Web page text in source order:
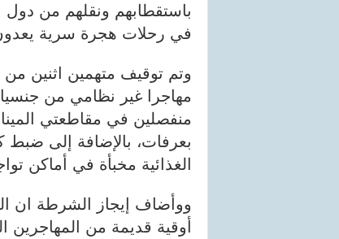
باستقطابهم ونقلهم من دول
في رحلات هجرة سرية يعدون
مهاجرا غير نظامي من
منفصلين في مقاطعتي
بعرفات، بالإضافة إلى ضبط
الغذائية مخبأة في أماكن
أوقية قديمة من المهاجرين